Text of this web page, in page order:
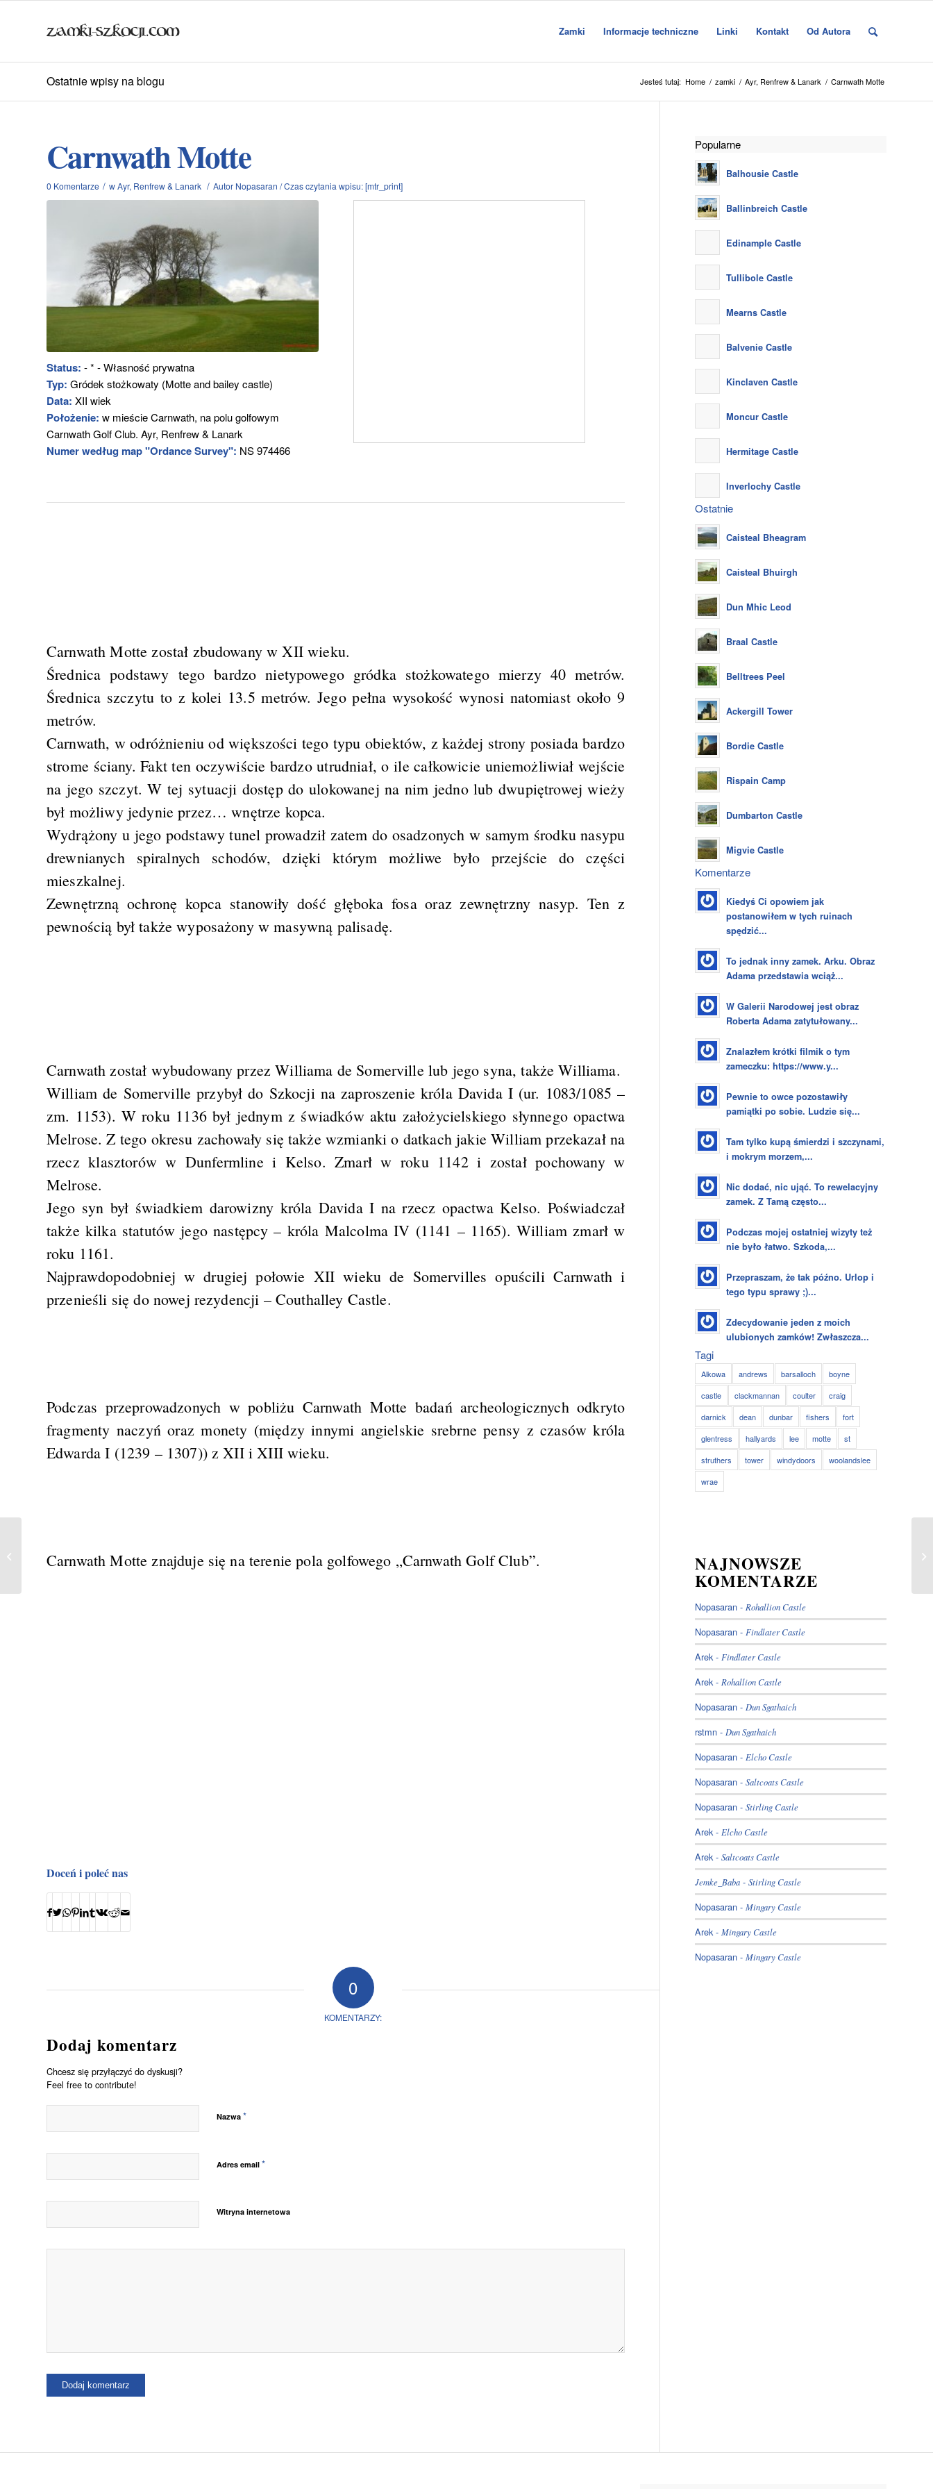
Zamki Informacje techniczne Linki Kontakt Od Autora
Ostatnie wpisy na blogu Jesteś tutaj: Home / zamki / Ayr, Renfrew & Lanark / Carnwath Motte
Carnwath Motte
0 Komentarze / wAyr, Renfrew & Lanark / Autor Nopasaran /Czas czytania wpisu: [mtr_print]
Status: - * - Własność prywatna
Typ: Gródek stożkowaty (Motte and bailey castle)
Data: XII wiek
Położenie: w mieście Carnwath, na polu golfowym
Carnwath Golf Club. Ayr, Renfrew & Lanark
Numer według map "Ordance Survey": NS 974466
Carnwath Motte został zbudowany w XII wieku.
Średnica podstawy tego bardzo nietypowego gródka stożkowatego mierzy 40 metrów.
Średnica szczytu to z kolei 13.5 metrów. Jego pełna wysokość wynosi natomiast około 9
metrów.
Carnwath, w odróżnieniu od większości tego typu obiektów, z każdej strony posiada bardzo
strome ściany. Fakt ten oczywiście bardzo utrudniał, o ile całkowicie uniemożliwiał wejście
na jego szczyt. W tej sytuacji dostęp do ulokowanej na nim jedno lub dwupiętrowej wieży
był możliwy jedynie przez… wnętrze kopca.
Wydrążony u jego podstawy tunel prowadził zatem do osadzonych w samym środku nasypu
drewnianych spiralnych schodów, dzięki którym możliwe było przejście do części
mieszkalnej.
Zewnętrzną ochronę kopca stanowiły dość głęboka fosa oraz zewnętrzny nasyp. Ten z
pewnością był także wyposażony w masywną palisadę.
Carnwath został wybudowany przez Williama de Somerville lub jego syna, także Williama.
William de Somerville przybył do Szkocji na zaproszenie króla Davida I (ur. 1083/1085 –
zm. 1153). W roku 1136 był jednym z świadków aktu założycielskiego słynnego opactwa
Melrose. Z tego okresu zachowały się także wzmianki o datkach jakie William przekazał na
rzecz klasztorów w Dunfermline i Kelso. Zmarł w roku 1142 i został pochowany w
Melrose.
Jego syn był świadkiem darowizny króla Davida I na rzecz opactwa Kelso. Poświadczał
także kilka statutów jego następcy – króla Malcolma IV (1141 – 1165). William zmarł w
roku 1161.
Najprawdopodobniej w drugiej połowie XII wieku de Somervilles opuścili Carnwath i
przenieśli się do nowej rezydencji – Couthalley Castle.
Podczas przeprowadzonych w pobliżu Carnwath Motte badań archeologicznych odkryto
fragmenty naczyń oraz monety (między innymi angielskie srebrne pensy z czasów króla
Edwarda I (1239 – 1307)) z XII i XIII wieku.
Carnwath Motte znajduje się na terenie pola golfowego „Carnwath Golf Club”.
Doceń i poleć nas
0
KOMENTARZY:
Dodaj komentarz
Chcesz się przyłączyć do dyskusji?
Feel free to contribute!
Nazwa *
Adres email *
Witryna internetowa
Popularne
Balhousie Castle
Ballinbreich Castle
Edinample Castle
Tullibole Castle
Mearns Castle
Balvenie Castle
Kinclaven Castle
Moncur Castle
Hermitage Castle
Inverlochy Castle
Ostatnie
Caisteal Bheagram
Caisteal Bhuirgh
Dun Mhic Leod
Braal Castle
Belltrees Peel
Ackergill Tower
Bordie Castle
Rispain Camp
Dumbarton Castle
Migvie Castle
Komentarze
Kiedyś Ci opowiem jak
postanowiłem w tych ruinach
spędzić...
To jednak inny zamek. Arku. Obraz
Adama przedstawia wciąż...
W Galerii Narodowej jest obraz
Roberta Adama zatytułowany...
Znalazłem krótki filmik o tym
zameczku: https://www.y...
Pewnie to owce pozostawiły
pamiątki po sobie. Ludzie się...
Tam tylko kupą śmierdzi i szczynami,
i mokrym morzem,...
Nic dodać, nic ująć. To rewelacyjny
zamek. Z Tamą często...
Podczas mojej ostatniej wizyty też
nie było łatwo. Szkoda,...
Przepraszam, że tak późno. Urlop i
tego typu sprawy ;)...
Zdecydowanie jeden z moich
ulubionych zamków! Zwłaszcza...
Tagi
Alkowa andrews barsalloch
boyne
castle
clackmannan coulter
craig
darnick
dean dunbar fishers
fort
glentress
hallyards lee motte
st
struthers
tower windydoors
woolandslee
wrae
NAJNOWSZE
KOMENTARZE
Nopasaran -Rohallion Castle
Nopasaran -Findlater Castle
Arek-Findlater Castle
Arek-Rohallion Castle
Nopasaran -Dun Sgathaich
rstmn -Dun Sgathaich
Nopasaran -Elcho Castle
Nopasaran -Saltcoats Castle
Nopasaran -Stirling Castle
Arek-Elcho Castle
Arek-Saltcoats Castle
Jemke_Baba -Stirling Castle
Nopasaran -Mingary Castle
Arek-Mingary Castle
Nopasaran -Mingary Castle
Airthrey Castle